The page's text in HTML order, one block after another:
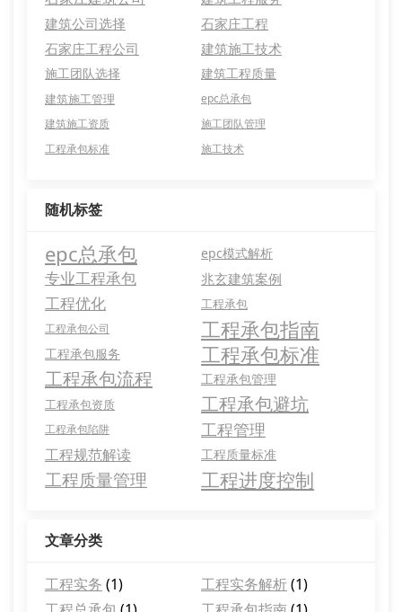
建筑公司选择
石家庄工程
石家庄工程公司
建筑施工技术
施工团队选择
建筑工程质量
建筑施工管理
epc总承包
建筑施工资质
施工团队管理
工程承包标准
施工技术
随机标签
epc总承包 epc模式解析
专业工程承包 兆玄建筑案例
工程优化 工程承包
工程承包公司 工程承包指南
工程承包服务 工程承包标准
工程承包流程 工程承包管理
工程承包资质 工程承包避坑
工程承包陷阱 工程管理
工程规范解读 工程质量标准
工程质量管理 工程进度控制
文章分类
工程实务 (1) 工程实务解析(1)